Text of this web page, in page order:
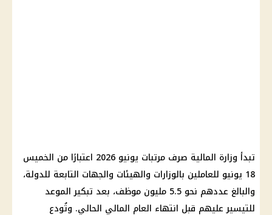
تبدأ وزارة المالية صرف مرتبات يونيو 2026 اعتبارًا من الخميس
18 يونيو للعاملين بالوزارات والهيئات والجهات التابعة للدولة،
والبالغ عددهم نحو 5.5 مليون موظف، بعد تبكير الموعد
للتيسير عليهم قبل انتهاء العام المالي الحالي. وتُودع